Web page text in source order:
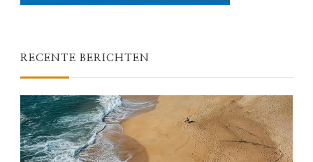
RECENTE BERICHTEN